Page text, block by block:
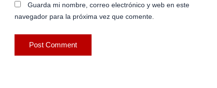
Guarda mi nombre, correo electrónico y web en este
navegador para la próxima vez que comente.